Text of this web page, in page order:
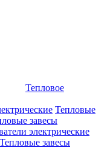
Тепловое
Тепловые
завесы
электрические
Тепловые завесы